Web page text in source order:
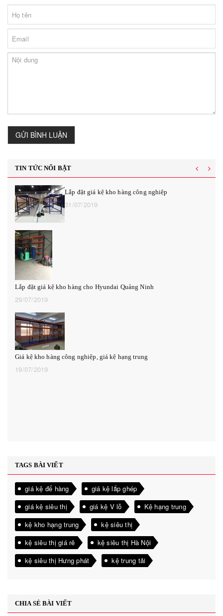
GỬI BÌNH LUẬN
TIN TỨC NỔI BẬT
Lắp đặt giá kệ kho hàng công nghiệp
31/07/2019
Lắp đặt giá kệ kho hàng cho Hyundai Quảng Ninh
29/07/2019
Giá kệ kho hàng công nghiệp, giá kệ hạng trung
19/07/2019
TAGS BÀI VIẾT
giá kệ để hàng
giá kệ lắp ghép
giá kệ siêu thị
giá kệ V lỗ
Kệ hạng trung
kệ kho hạng trung
kệ siêu thị
kệ siêu thị giá rẻ
kệ siêu thị Hà Nội
kệ siêu thị Hưng phát
kệ trung tải
CHIA SẺ BÀI VIẾT